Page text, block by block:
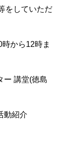
をしていただ
から12時ま
ー 講堂(徳島
動紹介